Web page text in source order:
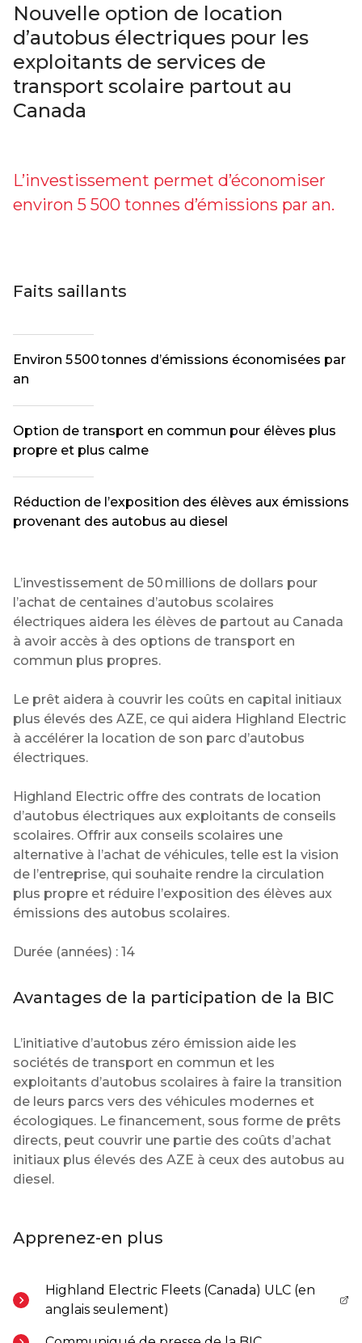
Nouvelle option de location
d’autobus électriques pour les
exploitants de services de
transport scolaire partout au
Canada
L’investissement permet d’économiser
environ 5 500 tonnes d’émissions par an.
Faits saillants
Environ 5 500 tonnes d’émissions économisées par
an
Option de transport en commun pour élèves plus
propre et plus calme
Réduction de l’exposition des élèves aux émissions
provenant des autobus au diesel
L’investissement de 50 millions de dollars pour
l’achat de centaines d’autobus scolaires
électriques aidera les élèves de partout au Canada
à avoir accès à des options de transport en
commun plus propres.
Le prêt aidera à couvrir les coûts en capital initiaux
plus élevés des AZE, ce qui aidera Highland Electric
à accélérer la location de son parc d’autobus
électriques.
Highland Electric offre des contrats de location
d’autobus électriques aux exploitants de conseils
scolaires. Offrir aux conseils scolaires une
alternative à l’achat de véhicules, telle est la vision
de l’entreprise, qui souhaite rendre la circulation
plus propre et réduire l’exposition des élèves aux
émissions des autobus scolaires.
Durée (années) : 14
Avantages de la participation de la BIC
L’initiative d’autobus zéro émission aide les
sociétés de transport en commun et les
exploitants d’autobus scolaires à faire la transition
de leurs parcs vers des véhicules modernes et
écologiques. Le financement, sous forme de prêts
directs, peut couvrir une partie des coûts d’achat
initiaux plus élevés des AZE à ceux des autobus au
diesel.
Apprenez-en plus
Highland Electric Fleets (Canada) ULC (en
anglais seulement)
- Ouvre dans un nouvel onglet